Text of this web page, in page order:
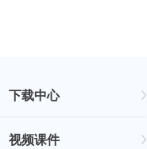
下载中心
视频课件